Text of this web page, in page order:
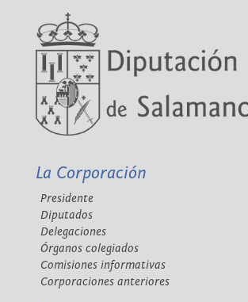
La Corporación
Presidente
Diputados
Delegaciones
Órganos colegiados
Comisiones informativas
Corporaciones anteriores